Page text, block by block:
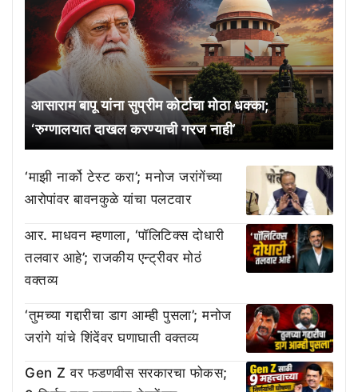
आसाराम बापू यांना सुप्रीम कोर्टाचा मोठा धक्का;
‘रुग्णालयात दाखल करण्याची गरज नाही’
‘माझी नार्को टेस्ट करा’; मनोज जरांगेंच्या
आरोपांवर बावनकुळे यांचा पलटवार
आर. माधवन म्हणाला, ‘पॉलिटिक्स दोधारी
तलवार आहे’; राजकीय एन्ट्रीवर मोठं
वक्तव्य
‘तुमच्या गद्दारीचा डाग आम्ही पुसला’; मनोज
जरांगे यांचे शिंदेंवर घणाघाती वक्तव्य
Gen Z वर फडणवीस सरकारचा फोकस;